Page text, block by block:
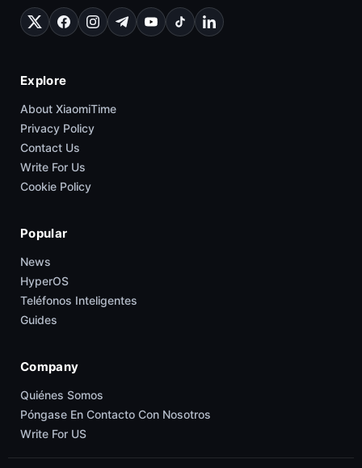
Explore
About XiaomiTime
Privacy Policy
Contact Us
Write For Us
Cookie Policy
Popular
News
HyperOS
Teléfonos Inteligentes
Guides
Company
Quiénes Somos
Póngase En Contacto Con Nosotros
Write For US